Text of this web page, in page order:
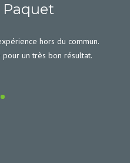
hors du commun.
un très bon résultat.